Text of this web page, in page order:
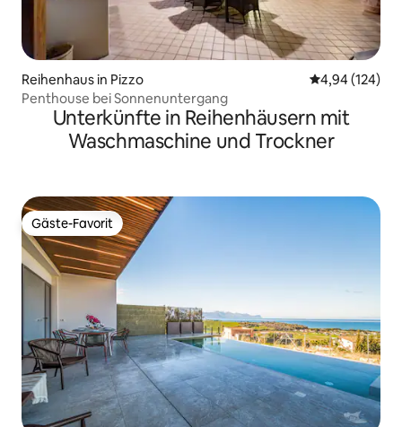
Reihenhaus in Pizzo
4,94 (124)
Penthouse bei Sonnenuntergang
Unterkünfte in Reihenhäusern mit
Waschmaschine und Trockner
Gäste-Favorit
Gäste-Favorit